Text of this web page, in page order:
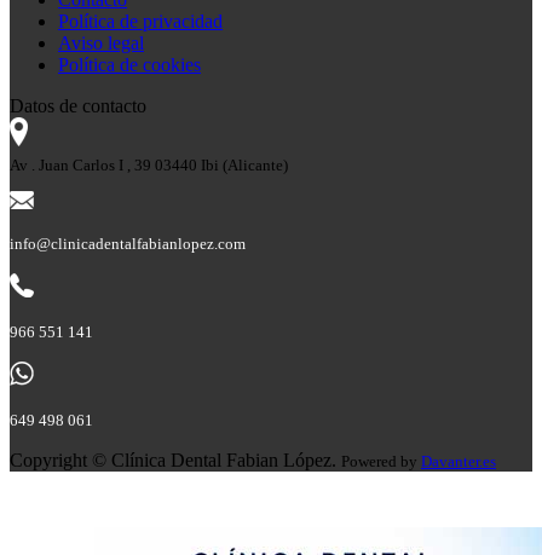
Política de privacidad
Aviso legal
Política de cookies
Datos de contacto
Av . Juan Carlos I , 39 03440 Ibi (Alicante)
info@clinicadentalfabianlopez.com
966 551 141
649 498 061
Copyright © Clínica Dental Fabian López. Powered by Davanter.es